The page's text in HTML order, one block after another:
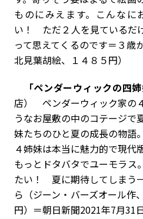
ものにみえます。こんなに
い！ ただ２人を見ているだ
って思えてくるのです＝３歳
北見葉胡絵、１４８５円）
「ペンダーウィックの四
店） ペンダーウィック家の
うなお屋敷の中のコテージで
妹たちのひと夏の成長の物語
４姉妹は本当に魅力的で現代
もっとドタバタでユーモラス
たい！ 夏に期待してしまう
ら（ジーン・バーズオール作
円）＝朝日新聞2021年7月31